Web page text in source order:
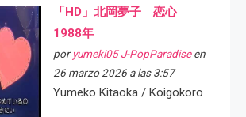
「HD」北岡夢子 恋心
1988年
por yumeki05 J-PopParadiseen
26 marzo 2026 a las 3:57
Yumeko Kitaoka / Koigokoro